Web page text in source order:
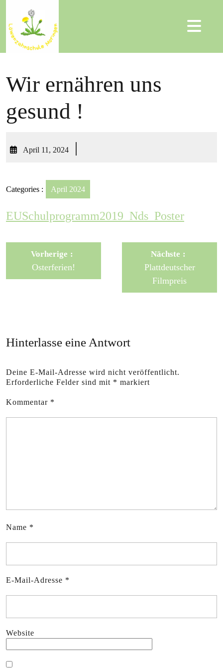
Wir ernähren uns
gesund !
April 11, 2024 |
Categories : April 2024
EUSchulprogramm2019_Nds_Poster
Vorherige
Osterferien!
Nächste
Plattdeutscher
Filmpreis
Hinterlasse eine Antwort
Deine E-Mail-Adresse wird nicht veröffentlicht.
Erforderliche Felder sind mit * markiert
Kommentar *
Name *
E-Mail-Adresse *
Website